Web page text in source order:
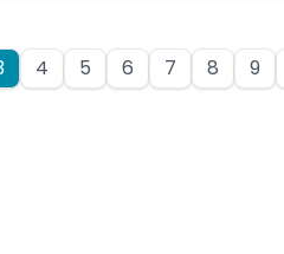
4 5 6 7 8 9